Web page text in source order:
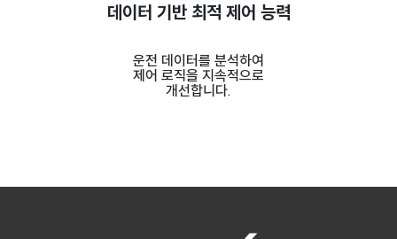
데이터 기반 최적 제어 능력
운전 데이터를 분석하여
제어 로직을 지속적으로
개선합니다.